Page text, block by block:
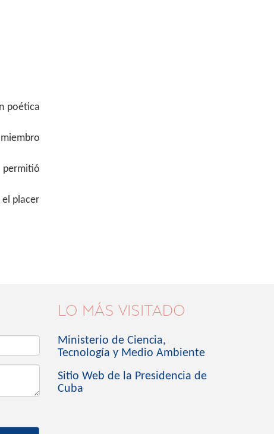
poética
el placer
LO MÁS VISITADO
Ministerio de Ciencia,
Tecnología y Medio Ambiente
Sitio Web de la Presidencia de
Cuba